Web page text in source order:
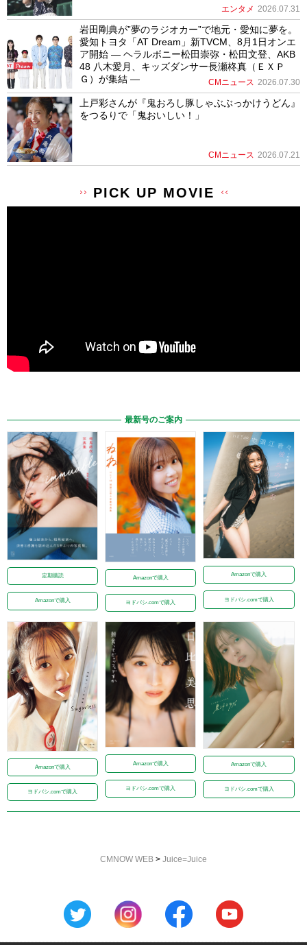
エンタメ 2026.07.31
岩田剛典が”夢のラジオカー”で地元・愛知に夢を。
愛知トヨタ「AT Dream」新TVCM、8月1日オンエ
ア開始 ― ヘラルボニー松田崇弥・松田文登、AKB
48 八木愛月、キッズダンサー長瀬柊真（ＥＸＰ
Ｇ）が集結 ―
CMニュース 2026.07.30
上戸彩さんが『鬼おろし豚しゃぶぶっかけうどん』
をつるりで「鬼おいしい！」
CMニュース 2026.07.21
PICK UP MOVIE
最新号のご案内
定期購読
Amazonで購入
Amazonで購入
ヨドバシ.comで購入
Amazonで購入
ヨドバシ.comで購入
Amazonで購入
ヨドバシ.comで購入
Amazonで購入
ヨドバシ.comで購入
Amazonで購入
ヨドバシ.comで購入
CMNOW WEB > Juice=Juice